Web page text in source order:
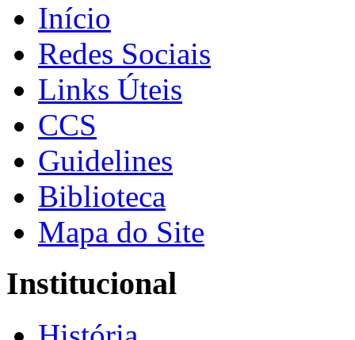
Início
Redes Sociais
Links Úteis
CCS
Guidelines
Biblioteca
Mapa do Site
Institucional